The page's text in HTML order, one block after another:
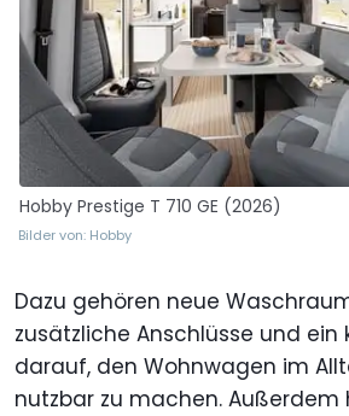
Hobby Prestige T 710 GE (2026)
Bilder von: Hobby
Dazu gehören neue
zusätzliche Anschlüsse und ein
darauf, den Wohnwagen im
nutzbar zu machen. Außerdem